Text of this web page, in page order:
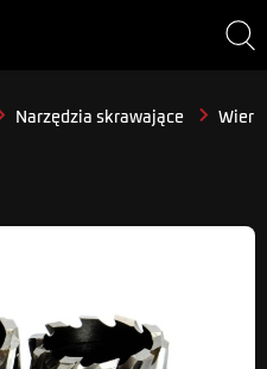
Narzędzia skrawające